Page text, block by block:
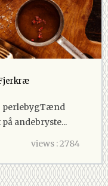
perlebygTænd
andebryste...
views : 2784